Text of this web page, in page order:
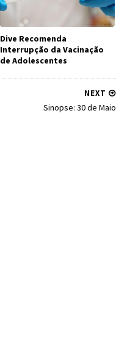
Dive Recomenda
Interrupção da Vacinação
de Adolescentes
NEXT
Sinopse: 30 de Maio